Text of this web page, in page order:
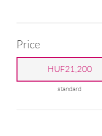
Price
HUF21,200
standard